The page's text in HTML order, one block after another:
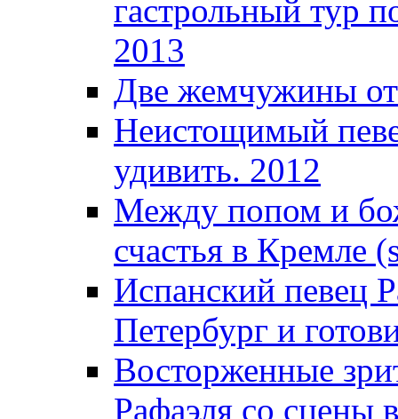
гастрольный тур
2013
Две жемчужины
Неистощимый
удивить. 2012
Между попом и
счастья в Кремле
Испанский певец
Петербург и
Восторженные
Рафаэля со сцены